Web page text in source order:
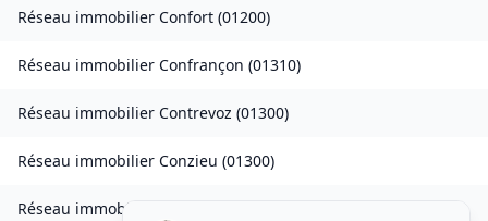
Réseau immobilier Confort (01200)
Réseau immobilier Confrançon (01310)
Réseau immobilier Contrevoz (01300)
Réseau immobilier Conzieu (01300)
Réseau immobilier